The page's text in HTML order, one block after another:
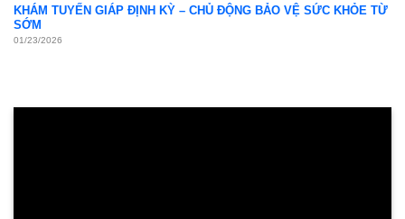
KHÁM TUYẾN GIÁP ĐỊNH KỲ – CHỦ ĐỘNG BẢO VỆ SỨC KHỎE TỪ
SỚM
01/23/2026